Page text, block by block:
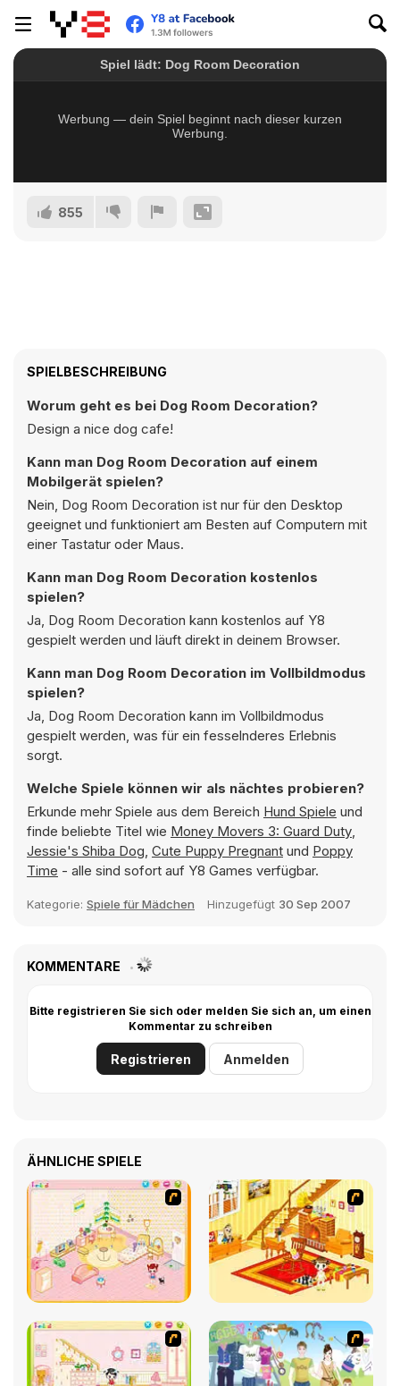
855
SPIELBESCHREIBUNG
Worum geht es bei Dog Room Decoration?
Design a nice dog cafe!
Kann man Dog Room Decoration auf einem
Mobilgerät spielen?
Nein, Dog Room Decoration ist nur für den Desktop
geeignet und funktioniert am Besten auf Computern mit
einer Tastatur oder Maus.
Kann man Dog Room Decoration kostenlos
spielen?
Ja, Dog Room Decoration kann kostenlos auf Y8
gespielt werden und läuft direkt in deinem Browser.
Kann man Dog Room Decoration im Vollbildmodus
spielen?
Ja, Dog Room Decoration kann im Vollbildmodus
gespielt werden, was für ein fesselnderes Erlebnis
sorgt.
Welche Spiele können wir als nächtes probieren?
Erkunde mehr Spiele aus dem Bereich Hund Spiele und
finde beliebte Titel wie Money Movers 3: Guard Duty,
Jessie's Shiba Dog, Cute Puppy Pregnant und Poppy
Time - alle sind sofort auf Y8 Games verfügbar.
Kategorie: Spiele für Mädchen Hinzugefügt 30 Sep 2007
KOMMENTARE
Bitte registrieren Sie sich oder melden Sie sich an, um einen
Kommentar zu schreiben
Registrieren Anmelden
ÄHNLICHE SPIELE